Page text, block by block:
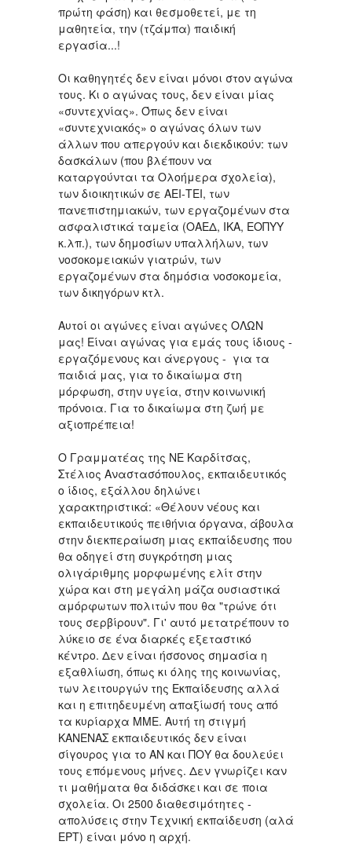
πρώτη φάση) και θεσμοθετεί, με τη
μαθητεία, την (τζάμπα) παιδική
εργασία...!
Οι καθηγητές δεν είναι μόνοι στον αγώνα
τους. Κι ο αγώνας τους, δεν είναι μίας
«συντεχνίας». Όπως δεν είναι
«συντεχνιακός» ο αγώνας όλων των
άλλων που απεργούν και διεκδικούν: των
δασκάλων (που βλέπουν να
καταργούνται τα Ολοήμερα σχολεία),
των διοικητικών σε ΑΕΙ-ΤΕΙ, των
πανεπιστημιακών, των εργαζομένων στα
ασφαλιστικά ταμεία (ΟΑΕΔ, ΙΚΑ, ΕΟΠΥΥ
κ.λπ.), των δημοσίων υπαλλήλων, των
νοσοκομειακών γιατρών, των
εργαζομένων στα δημόσια νοσοκομεία,
των δικηγόρων κτλ.
Αυτοί οι αγώνες είναι αγώνες ΟΛΩΝ
μας! Είναι αγώνας για εμάς τους ίδιους -
εργαζόμενους και άνεργους - για τα
παιδιά μας, για το δικαίωμα στη
μόρφωση, στην υγεία, στην κοινωνική
πρόνοια. Για το δικαίωμα στη ζωή με
αξιοπρέπεια!
Ο Γραμματέας της ΝΕ Καρδίτσας,
Στέλιος Αναστασόπουλος, εκπαιδευτικός
ο ίδιος, εξάλλου δηλώνει
χαρακτηριστικά: «Θέλουν νέους και
εκπαιδευτικούς πειθήνια όργανα, άβουλα
στην διεκπεραίωση μιας εκπαίδευσης που
θα οδηγεί στη συγκρότηση μιας
ολιγάριθμης μορφωμένης ελίτ στην
χώρα και στη μεγάλη μάζα ουσιαστικά
αμόρφωτων πολιτών που θα "τρώνε ότι
τους σερβίρουν". Γι' αυτό μετατρέπουν το
λύκειο σε ένα διαρκές εξεταστικό
κέντρο. Δεν είναι ήσσονος σημασία η
εξαθλίωση, όπως κι όλης της κοινωνίας,
των λειτουργών της Εκπαίδευσης αλλά
και η επιτηδευμένη απαξίωσή τους από
τα κυρίαρχα ΜΜΕ. Αυτή τη στιγμή
ΚΑΝΕΝΑΣ εκπαιδευτικός δεν είναι
σίγουρος για το ΑΝ και ΠΟΥ θα δουλεύει
τους επόμενους μήνες. Δεν γνωρίζει καν
τι μαθήματα θα διδάσκει και σε ποια
σχολεία. Οι 2500 διαθεσιμότητες -
απολύσεις στην Τεχνική εκπαίδευση (αλά
ΕΡΤ) είναι μόνο η αρχή.